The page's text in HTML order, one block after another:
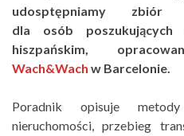
udosptępniamy zbiór
dla osób poszukujących
hiszpańskim,
Wach&Wach w Barcelonie.
Poradnik opisuje metody
nieruchomości, przebieg